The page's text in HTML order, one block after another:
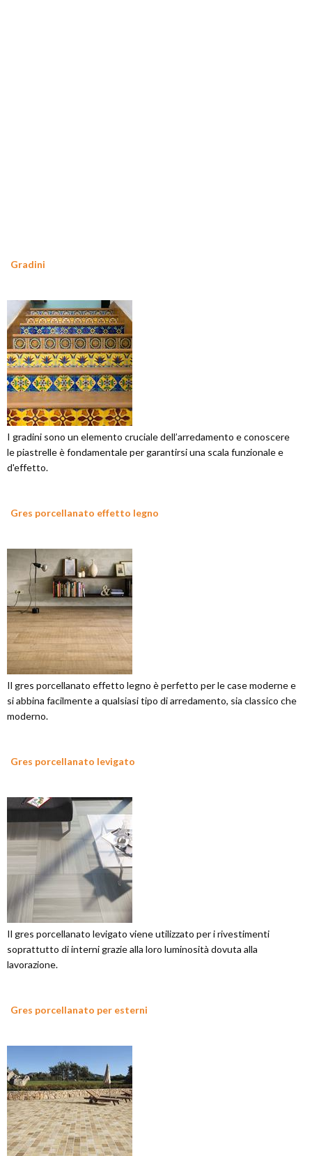
Gradini
I gradini sono un elemento cruciale dell’arredamento e conoscere
le piastrelle è fondamentale per garantirsi una scala funzionale e
d'effetto.
Gres porcellanato effetto legno
Il gres porcellanato effetto legno è perfetto per le case moderne e
si abbina facilmente a qualsiasi tipo di arredamento, sia classico che
moderno.
Gres porcellanato levigato
Il gres porcellanato levigato viene utilizzato per i rivestimenti
soprattutto di interni grazie alla loro luminosità dovuta alla
lavorazione.
Gres porcellanato per esterni